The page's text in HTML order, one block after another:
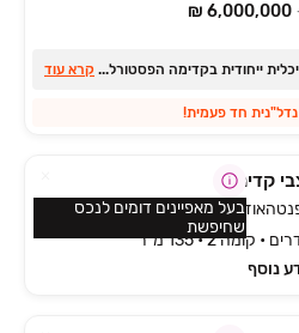
6,000,000 ₪
ייחודית בקדימה הפסטורלית
... קרא עוד
חד פעמית!
קדימה
הכפר, קדימה צורן
נוסף
בעל מאפיינים דומים לנכס
שחיפשת